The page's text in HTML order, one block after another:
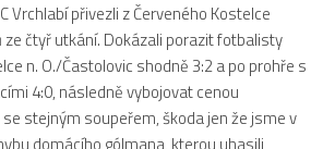
25
Vrchlabí přivezli z Červeného Kostelce
čtyř utkání. Dokázali porazit fotbalisty
n. O./Častolovic shodně 3:2 a po prohře s
4:0, následně vybojovat cenou
stejným soupeřem, škoda jen že jsme v